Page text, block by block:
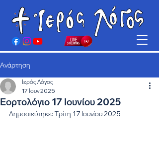
Ανάρτηση
Εορτολόγιο 17 Ιουνίου 2025
Ιερός Λόγος
17 Ιουν 2025
Δημοσιεύτηκε: Τρίτη 17 Ιουνίου 2025